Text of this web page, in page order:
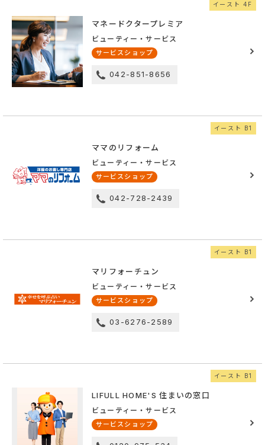
マネードクタープレミア
ビューティー・サービス
サービスショップ
イースト 4F
042-851-8656
ママのリフォーム
ビューティー・サービス
サービスショップ
イースト B1
042-728-2439
マリフォーチュン
ビューティー・サービス
サービスショップ
イースト B1
03-6276-2589
LIFULL HOME'S 住まいの窓口
ビューティー・サービス
サービスショップ
イースト B1